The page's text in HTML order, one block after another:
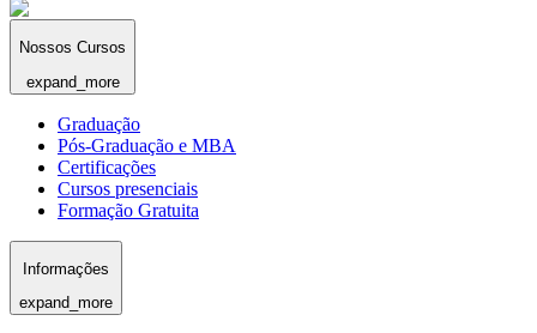
Nossos Cursos
expand_more
Graduação
Pós-Graduação e MBA
Certificações
Cursos presenciais
Formação Gratuita
Informações
expand_more